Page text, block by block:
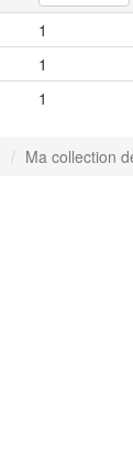
1
1
1
Ma collection